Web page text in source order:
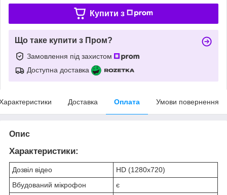
Купити з
Що таке купити з Пром?
Замовлення під захистом
Доступна доставка
Доставка Оплата Умови повернення
Опис
Характеристики:
Дозвіл відео
HD (1280x720)
Вбудований мікрофон
є